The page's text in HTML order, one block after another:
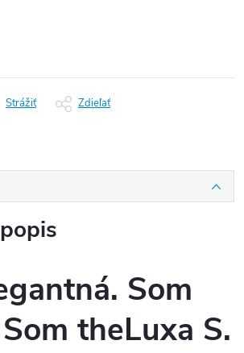
Strážiť Zdieľať
Som
theLuxa S.